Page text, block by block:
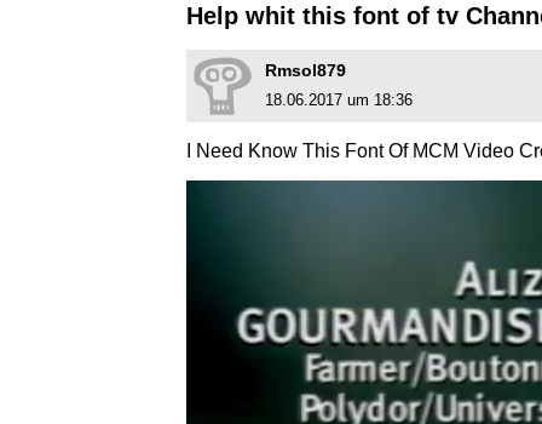
Help whit this font of tv
Rmsol879
18.06.2017 um 18:36
I Need Know This Font Of MCM Video